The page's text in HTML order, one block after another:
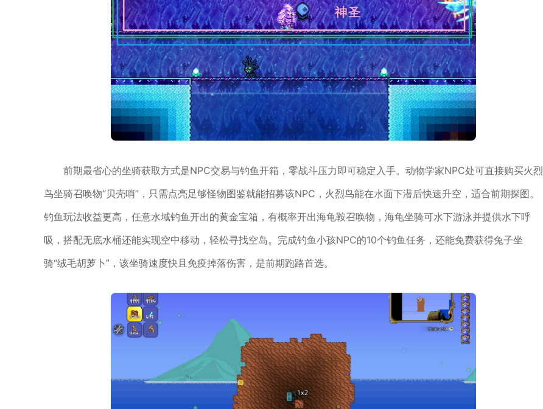
前期最省心的坐骑获取方式是NPC交易与钓鱼开箱，零战斗压力即可稳定入手。动物学家NPC处可直接购买火烈
鸟坐骑召唤物“贝壳哨”，只需点亮足够怪物图鉴就能招募该NPC，火烈鸟能在水面下潜后快速升空，适合前期探图。
钓鱼玩法收益更高，任意水域钓鱼开出的黄金宝箱，有概率开出海龟鞍召唤物，海龟坐骑可水下游泳并提供水下呼
吸，搭配无底水桶还能实现空中移动，轻松寻找空岛。完成钓鱼小孩NPC的10个钓鱼任务，还能免费获得兔子坐
骑“绒毛胡萝卜”，该坐骑速度快且免疫掉落伤害，是前期跑路首选。